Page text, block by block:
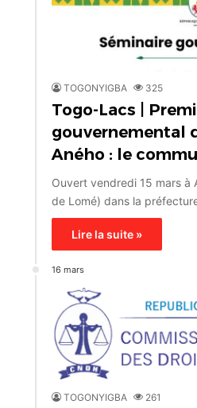
TOGONYIGBA 325
Togo-Lacs |
gouvernemental
Aného : le
Ouvert vendredi 15 mars à
de Lomé) dans la
Lire la suite »
16 mars
TOGONYIGBA 261